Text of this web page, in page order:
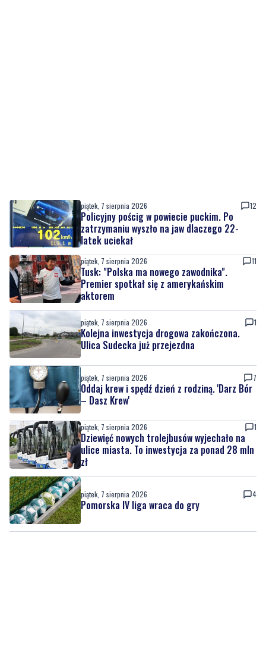
piątek, 7 sierpnia 2026 12
Policyjny pościg w powiecie puckim. Po
zatrzymaniu wyszło na jaw dlaczego 22-
latek uciekał
piątek, 7 sierpnia 2026 11
Tusk: "Polska ma nowego zawodnika".
Premier spotkał się z amerykańskim
aktorem
piątek, 7 sierpnia 2026 1
Kolejna inwestycja drogowa zakończona.
Ulica Sudecka już przejezdna
piątek, 7 sierpnia 2026 7
Oddaj krew i spędź dzień z rodziną. 'Darz Bór
– Dasz Krew'
piątek, 7 sierpnia 2026 1
Dziewięć nowych trolejbusów wyjechało na
ulice miasta. To inwestycja za ponad 28 mln
zł
piątek, 7 sierpnia 2026 4
Pomorska IV liga wraca do gry